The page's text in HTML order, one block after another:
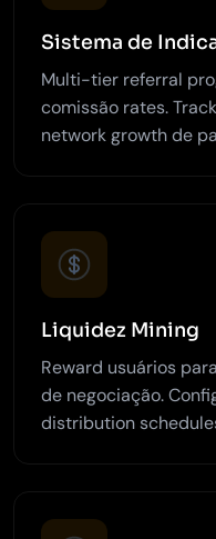
Sistema de
Multi-tier referral
comissão rates.
network growth de
Liquidez Mining
Reward usuários
de negociação.
distribution